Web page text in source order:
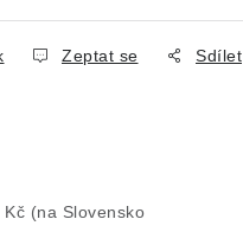
Zeptat se Sdílet
(na Slovensko